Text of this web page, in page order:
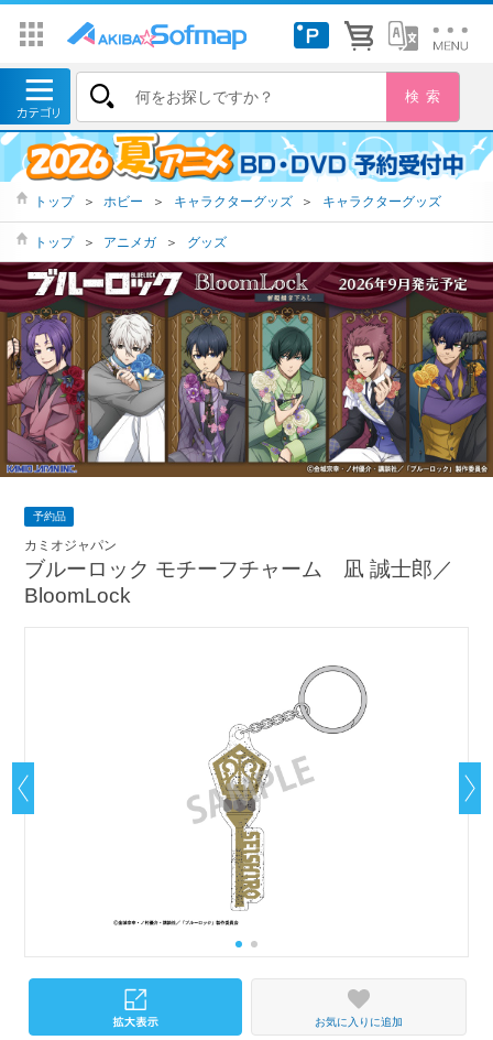
トップ ＞ ホビー ＞ キャラクターグッズ ＞ キャラクターグッズ
トップ ＞ アニメガ ＞ グッズ
予約品
カミオジャパン
ブルーロック モチーフチャーム 凪 誠士郎／
BloomLock
お気に入りに追加